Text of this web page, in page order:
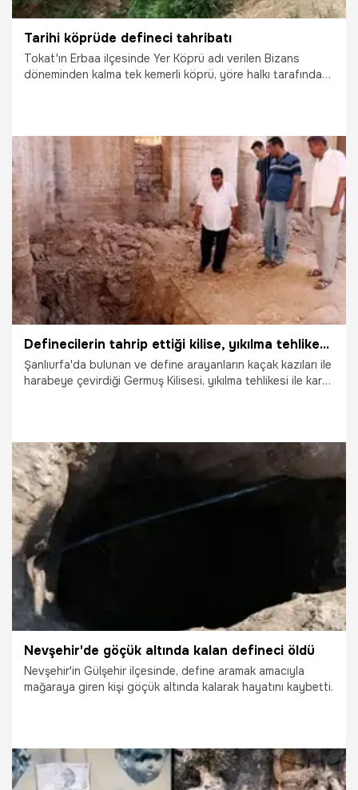
Tarihi köprüde defineci tahribatı
Tokat'ın Erbaa ilçesinde Yer Köprü adı verilen Bizans
döneminden kalma tek kemerli köprü, yöre halkı tarafından
21.08.2020 Gündem
Definecilerin tahrip ettiği kilise, yıkılma tehlikesiyle karşı karşıya
Şanlıurfa'da bulunan ve define arayanların kaçak kazıları ile
harabeye çevirdiği Germuş Kilisesi, yıkılma tehlikesi ile karşı
turizme kazandırılmasını istiyor.
9.06.2020
Nevşehir'de göçük altında kalan defineci öldü
Nevşehir'in Gülşehir ilçesinde, define aramak amacıyla
mağaraya giren kişi göçük altında kalarak hayatını kaybetti.